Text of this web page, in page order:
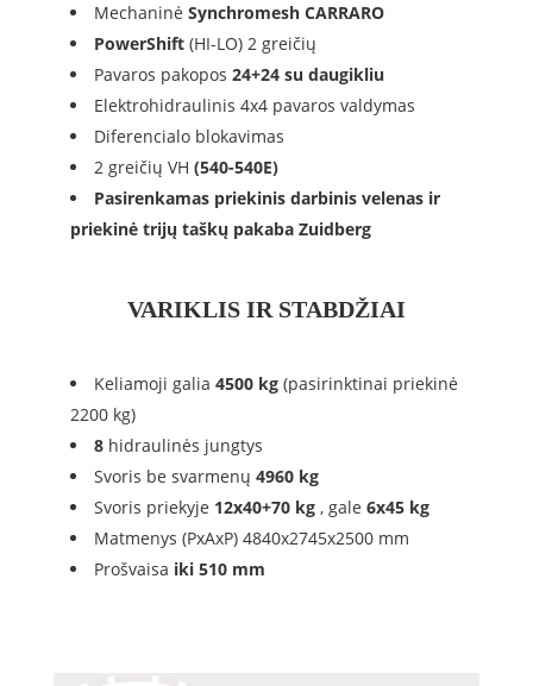
Mechaninė Synchromesh CARRARO
PowerShift(HI-LO) 2 greičių
Pavaros pakopos 24+24 su daugikliu
Elektrohidraulinis 4x4 pavaros valdymas
Diferencialo blokavimas
2 greičių VH (540-540E)
Pasirenkamas priekinis darbinis velenas ir
priekinė trijų taškų pakaba Zuidberg
VARIKLIS IR STABDŽIAI
Keliamoji galia 4500 kg(pasirinktinai priekinė
2200 kg)
8 hidraulinės jungtys
Svoris be svarmenų 4960 kg
Svoris priekyje 12x40+70 kg , gale 6x45 kg
Matmenys (PxAxP) 4840x2745x2500 mm
Prošvaisa iki 510 mm